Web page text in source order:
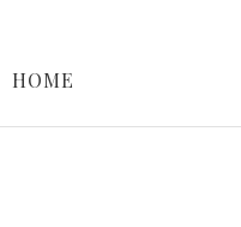
HOME